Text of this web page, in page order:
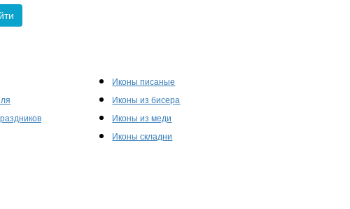
Иконы писаные
Иконы из бисера
Иконы из меди
Иконы складни